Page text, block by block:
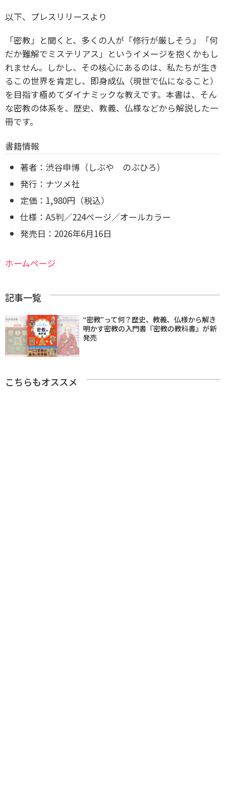
以下、プレスリリースより
「密教」と聞くと、多くの人が「修行が厳しそう」「何
だか難解でミステリアス」というイメージを抱くかもし
れません。しかし、その核心にあるのは、私たちが生き
るこの世界を肯定し、即身成仏（現世で仏になること）
を目指す極めてダイナミックな教えです。本書は、そん
な密教の体系を、歴史、教義、仏様などから解説した一
冊です。
書籍情報
著者：渋谷申博（しぶや のぶひろ）
発行：ナツメ社
定価：1,980円（税込）
仕様：A5判／224ページ／オールカラー
発売日：2026年6月16日
ホームページ
記事一覧
“密教”って何？歴史、教義、仏様から解き
明かす密教の入門書『密教の教科書』が新
発売
こちらもオススメ